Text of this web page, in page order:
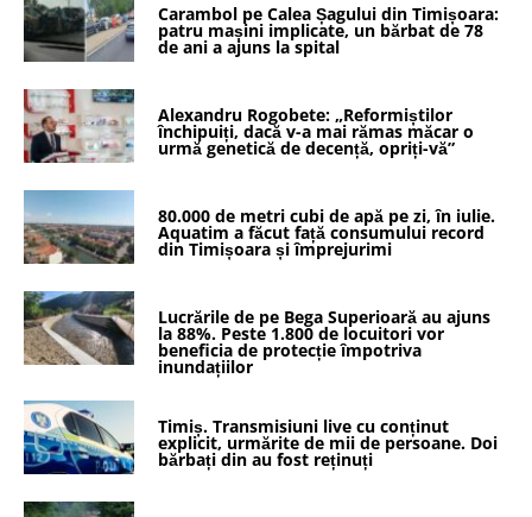
Carambol pe Calea Șagului din Timișoara:
patru mașini implicate, un bărbat de 78
de ani a ajuns la spital
Alexandru Rogobete: „Reformiștilor
închipuiți, dacă v-a mai rămas măcar o
urmă genetică de decență, opriți-vă”
80.000 de metri cubi de apă pe zi, în iulie.
Aquatim a făcut față consumului record
din Timișoara și împrejurimi
Lucrările de pe Bega Superioară au ajuns
la 88%. Peste 1.800 de locuitori vor
beneficia de protecție împotriva
inundațiilor
Timiș. Transmisiuni live cu conținut
explicit, urmărite de mii de persoane. Doi
bărbați din au fost reținuți